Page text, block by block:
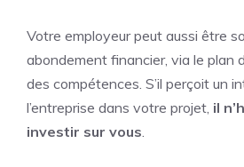
Votre employeur peut aussi être
abondement financier, via le plan
des compétences. S’il perçoit un
l’entreprise dans votre projet, il
investir sur vous.